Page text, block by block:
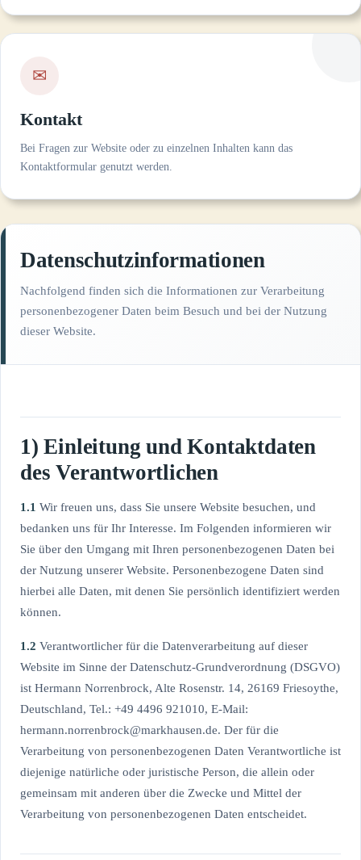
✉
Kontakt
Bei Fragen zur Website oder zu einzelnen Inhalten kann das
Kontaktformular genutzt werden.
Datenschutzinformationen
Nachfolgend finden sich die Informationen zur Verarbeitung
personenbezogener Daten beim Besuch und bei der Nutzung
dieser Website.
1) Einleitung und Kontaktdaten
des Verantwortlichen
1.1 Wir freuen uns, dass Sie unsere Website besuchen, und
bedanken uns für Ihr Interesse. Im Folgenden informieren wir
Sie über den Umgang mit Ihren personenbezogenen Daten bei
der Nutzung unserer Website. Personenbezogene Daten sind
hierbei alle Daten, mit denen Sie persönlich identifiziert werden
können.
1.2 Verantwortlicher für die Datenverarbeitung auf dieser
Website im Sinne der Datenschutz-Grundverordnung (DSGVO)
ist Hermann Norrenbrock, Alte Rosenstr. 14, 26169 Friesoythe,
Deutschland, Tel.: +49 4496 921010, E-Mail:
hermann.norrenbrock@markhausen.de. Der für die
Verarbeitung von personenbezogenen Daten Verantwortliche ist
diejenige natürliche oder juristische Person, die allein oder
gemeinsam mit anderen über die Zwecke und Mittel der
Verarbeitung von personenbezogenen Daten entscheidet.